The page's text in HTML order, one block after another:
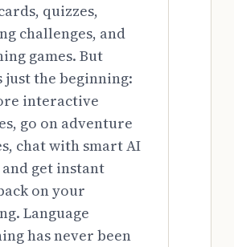
quizzes,
challenges, and
games. But
just the beginning:
interactive
go on adventure
chat with smart AI
get instant
on your
Language
has never been